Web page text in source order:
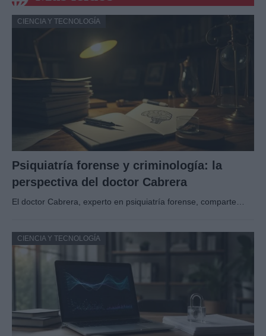
CIENCIA Y TECNOLOGÍA
Psiquiatría forense y criminología: la
perspectiva del doctor Cabrera
El doctor Cabrera, experto en psiquiatría forense, comparte…
CIENCIA Y TECNOLOGÍA